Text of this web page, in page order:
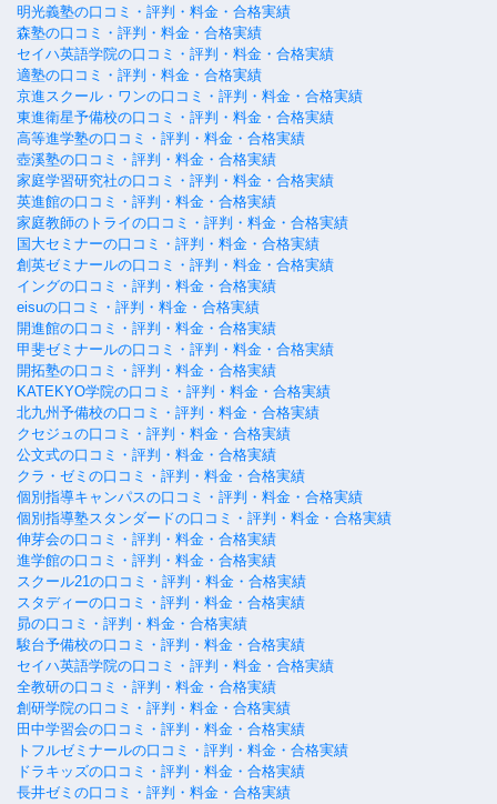
明光義塾の口コミ・評判・料金・合格実績
森塾の口コミ・評判・料金・合格実績
セイハ英語学院の口コミ・評判・料金・合格実績
適塾の口コミ・評判・料金・合格実績
京進スクール・ワンの口コミ・評判・料金・合格実績
東進衛星予備校の口コミ・評判・料金・合格実績
高等進学塾の口コミ・評判・料金・合格実績
壺溪塾の口コミ・評判・料金・合格実績
家庭学習研究社の口コミ・評判・料金・合格実績
英進館の口コミ・評判・料金・合格実績
家庭教師のトライの口コミ・評判・料金・合格実績
国大セミナーの口コミ・評判・料金・合格実績
創英ゼミナールの口コミ・評判・料金・合格実績
イングの口コミ・評判・料金・合格実績
eisuの口コミ・評判・料金・合格実績
開進館の口コミ・評判・料金・合格実績
甲斐ゼミナールの口コミ・評判・料金・合格実績
開拓塾の口コミ・評判・料金・合格実績
KATEKYO学院の口コミ・評判・料金・合格実績
北九州予備校の口コミ・評判・料金・合格実績
クセジュの口コミ・評判・料金・合格実績
公文式の口コミ・評判・料金・合格実績
クラ・ゼミの口コミ・評判・料金・合格実績
個別指導キャンパスの口コミ・評判・料金・合格実績
個別指導塾スタンダードの口コミ・評判・料金・合格実績
伸芽会の口コミ・評判・料金・合格実績
進学館の口コミ・評判・料金・合格実績
スクール21の口コミ・評判・料金・合格実績
スタディーの口コミ・評判・料金・合格実績
昴の口コミ・評判・料金・合格実績
駿台予備校の口コミ・評判・料金・合格実績
セイハ英語学院の口コミ・評判・料金・合格実績
全教研の口コミ・評判・料金・合格実績
創研学院の口コミ・評判・料金・合格実績
田中学習会の口コミ・評判・料金・合格実績
トフルゼミナールの口コミ・評判・料金・合格実績
ドラキッズの口コミ・評判・料金・合格実績
長井ゼミの口コミ・評判・料金・合格実績